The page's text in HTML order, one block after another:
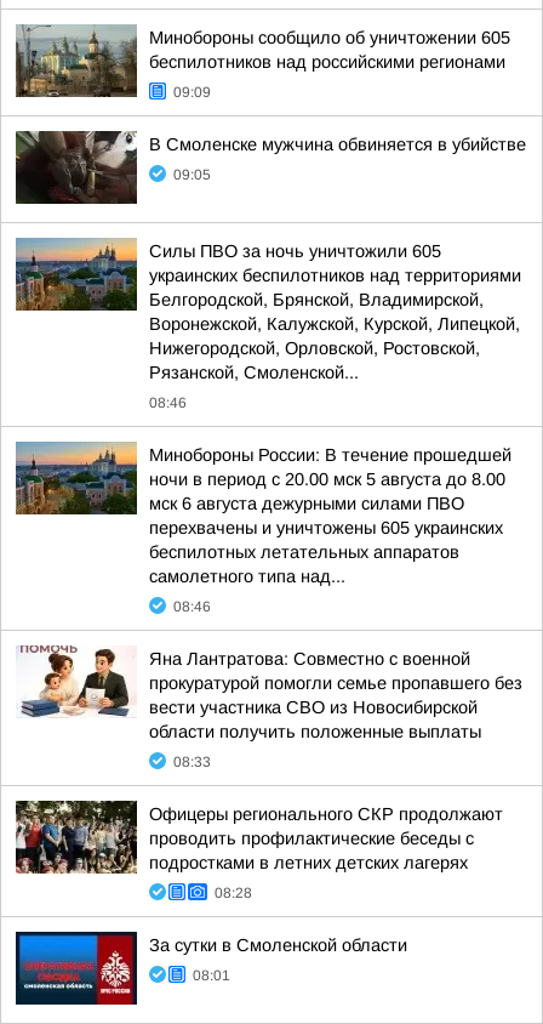
Минобороны сообщило об уничтожении 605
беспилотников над российскими регионами
09:09
В Смоленске мужчина обвиняется в убийстве
09:05
Силы ПВО за ночь уничтожили 605
украинских беспилотников над территориями
Белгородской, Брянской, Владимирской,
Воронежской, Калужской, Курской, Липецкой,
Нижегородской, Орловской, Ростовской,
Рязанской, Смоленской...
08:46
Минобороны России: В течение прошедшей
ночи в период с 20.00 мск 5 августа до 8.00
мск 6 августа дежурными силами ПВО
перехвачены и уничтожены 605 украинских
беспилотных летательных аппаратов
самолетного типа над...
08:46
Яна Лантратова: Совместно с военной
прокуратурой помогли семье пропавшего без
вести участника СВО из Новосибирской
области получить положенные выплаты
08:33
Офицеры регионального СКР продолжают
проводить профилактические беседы с
подростками в летних детских лагерях
08:28
За сутки в Смоленской области
08:01